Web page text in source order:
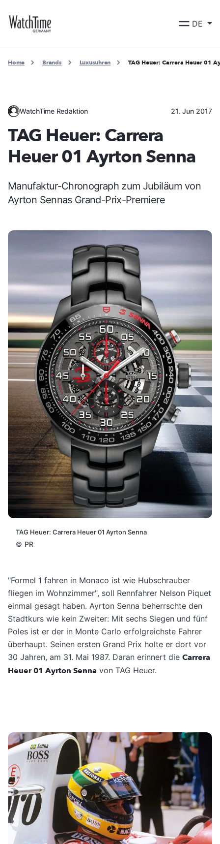
DE
Home Brands Luxusuhren TAG Heuer: Carrera Heuer 01
WatchTime Redaktion 21. Jun 2017
TAG Heuer: Carrera
Heuer 01 Ayrton Senna
Manufaktur-Chronograph zum Jubiläum von
Ayrton Sennas Grand-Prix-Premiere
TAG Heuer: Carrera Heuer 01 Ayrton Senna
© PR
"Formel 1 fahren in Monaco ist wie Hubschrauber
fliegen im Wohnzimmer", soll Rennfahrer Nelson Piquet
einmal gesagt haben. Ayrton Senna beherrschte den
Stadtkurs wie kein Zweiter: Mit sechs Siegen und fünf
Poles ist er der in Monte Carlo erfolgreichste Fahrer
überhaupt. Seinen ersten Grand Prix holte er dort vor
30 Jahren, am 31. Mai 1987. Daran erinnert die Carrera
Heuer 01 Ayrton Senna von TAG Heuer.